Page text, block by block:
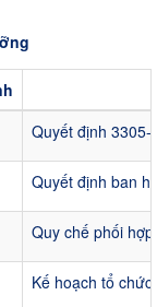
Quyết định
Quyết định ban
Quy chế phối
Kế hoạch tổ